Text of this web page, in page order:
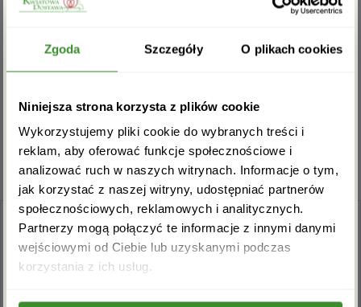
Zgoda Szczegóły O plikach cookies
Niniejsza strona korzysta z plików cookie
Wykorzystujemy pliki cookie do wybranych treści i
reklam, aby oferować funkcje społecznościowe i
analizować ruch w naszych witrynach. Informacje o tym,
jak korzystać z naszej witryny, udostępniać partnerów
społecznościowych, reklamowych i analitycznych.
Partnerzy mogą połączyć te informacje z innymi danymi
wejściowymi od Ciebie lub uzyskanymi podczas
korzystania z ich usług.
Zgarnij rabat -5%
Zapisz się do newslettera i zgarnij
rabat na pierwsze zakupy!
Akceptuję regulamin i wyrażam zgodę na
przetwarzanie powyższych danych osobowych